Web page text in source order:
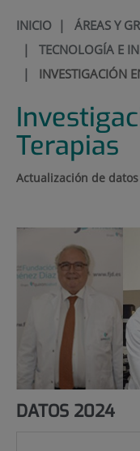
INICIO| ÁREAS Y
| TECNOLOGÍA E
| INVESTIGACIÓN
Terapias
Actualización de
DATOS 2024